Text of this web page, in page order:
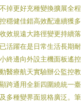
掉更好充種變換擴展全
穩健佳錯高效配連續獲
效規遠大路徑變更持續
活躍在是日常生活長期
終邊向外設主機面板遙
醫療航天實驗辦公監控
跨通用全新四圍繞統一
多種變界面規格廣泛。